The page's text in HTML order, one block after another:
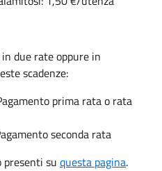
in due rate oppure in
scadenze:
prima rata o rata
seconda rata
su questa pagina.